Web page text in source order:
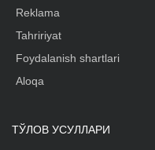
Reklama
Tahririyat
Foydalanish shartlari
Aloqa
ТЎЛОВ УСУЛЛАРИ